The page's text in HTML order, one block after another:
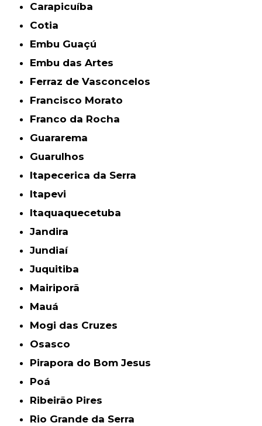
Carapicuíba
Cotia
Embu Guaçú
Embu das Artes
Ferraz de Vasconcelos
Francisco Morato
Franco da Rocha
Guararema
Guarulhos
Itapecerica da Serra
Itapevi
Itaquaquecetuba
Jandira
Jundiaí
Juquitiba
Mairiporã
Mauá
Mogi das Cruzes
Osasco
Pirapora do Bom Jesus
Poá
Ribeirão Pires
Rio Grande da Serra